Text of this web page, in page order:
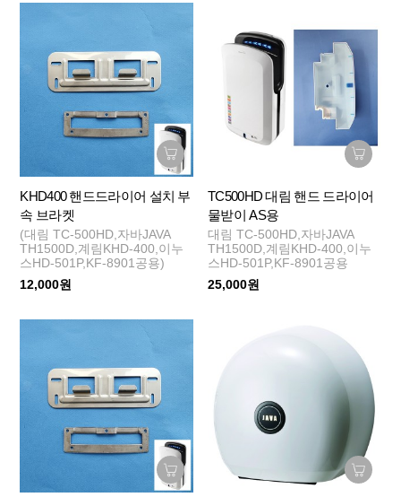
KHD400 핸드드라이어 설치 부
속 브라켓
(대림 TC-500HD,자바JAVA
TH1500D,계림KHD-400,이누
스HD-501P,KF-8901공용)
12,000원
TC500HD 대림 핸드 드라이어
물받이 AS용
대림 TC-500HD,자바JAVA
TH1500D,계림KHD-400,이누
스HD-501P,KF-8901공용
25,000원